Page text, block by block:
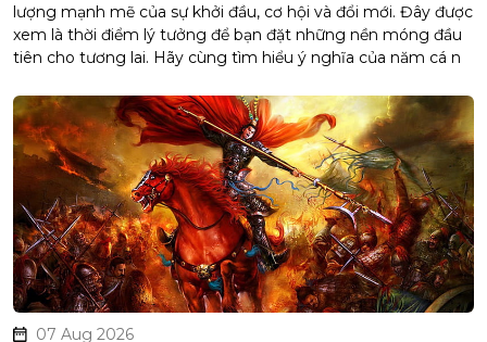
lượng mạnh mẽ của sự khởi đầu, cơ hội và đổi mới. Đây được
xem là thời điểm lý tưởng để bạn đặt những nền móng đầu
tiên cho tương lai. Hãy cùng tìm hiểu ý nghĩa của năm cá n
07 Aug 2026